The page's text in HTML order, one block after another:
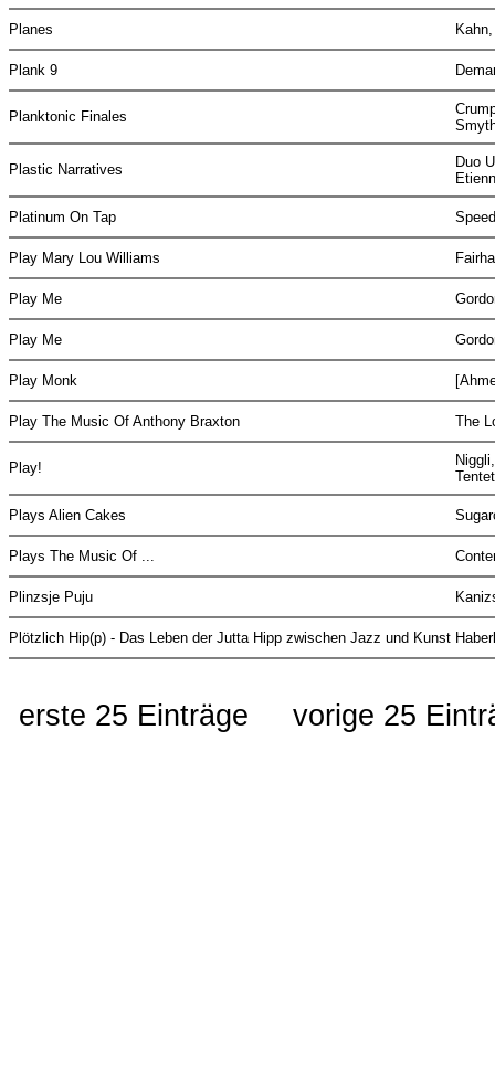
Planes
Plank 9
Planktonic Finales
Plastic Narratives
Duo
Platinum On Tap
Play Mary Lou Williams
Play Me
Play Me
Play Monk
Play The Music Of Anthony Braxton The
Play!
Plays Alien Cakes
Plays The Music Of ...
Plinzsje Puju
Plötzlich Hip(p) - Das Leben der Jutta Hipp zwischen Jazz und Kunst
erste 25 Einträge vorige 25